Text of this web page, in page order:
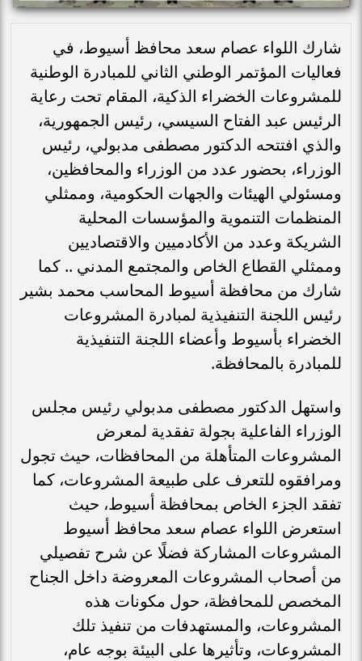
شارك اللواء عصام سعد محافظ أسيوط، في
فعاليات المؤتمر الوطني الثاني للمبادرة الوطنية
للمشروعات الخضراء الذكية، المقام تحت رعاية
الرئيس عبد الفتاح السيسي، رئيس الجمهورية،
والذي افتتحه الدكتور مصطفى مدبولي، رئيس
الوزراء، بحضور عدد من الوزراء والمحافظين،
ومسئولي الهيئات والجهات الحكومية، وممثلي
المنظمات التنموية والمؤسسات المحلية
الشريكة وعدد من الأكادميين والاقتصاديين
وممثلي القطاع الخاص والمجتمع المدني .. كما
شارك من محافظة أسيوط المحاسب محمد بشير
رئيس اللجنة التنفيذية لمبادرة المشروعات
الخضراء بأسيوط وأعضاء اللجنة التنفيذية
للمبادرة بالمحافظة.
واستهل الدكتور مصطفى مدبولي رئيس مجلس
الوزراء الفاعلية بجولة تفقدية لمعرض
المشروعات المتأهلة من المحافظات، حيث تجول
ومرافقوه للتعرف على طبيعة المشروعات، كما
تفقد الجزء الخاص بمحافظة أسيوط، حيث
استعرض اللواء عصام سعد محافظ أسيوط
المشروعات المشاركة فضلًا عن شرح تفصيلي
من أصحاب المشروعات المعروضة داخل الجناح
المخصص للمحافظة، حول مكونات هذه
المشروعات، والمستهدفات من تنفيذ تلك
المشروعات، وتأثيرها على البيئة بوجه عام،